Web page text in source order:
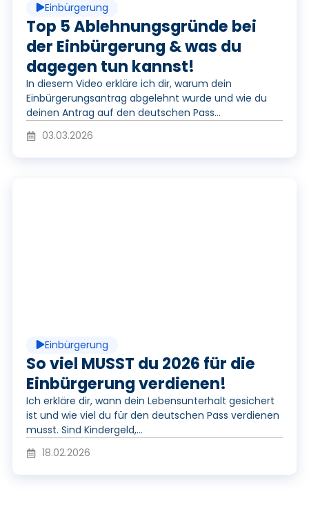
y
V
i
Einbürgerung
Top 5 Ablehnungsgründe bei
der Einbürgerung & was du
dagegen tun kannst!
In diesem Video erkläre ich dir, warum dein
Einbürgerungsantrag abgelehnt wurde und wie du
deinen Antrag auf den deutschen Pass...
03.03.2026
y
V
Einbürgerung
So viel MUSST du 2026 für die
Einbürgerung verdienen!
Ich erkläre dir, wann dein Lebensunterhalt gesichert
ist und wie viel du für den deutschen Pass verdienen
musst. Sind Kindergeld,...
18.02.2026